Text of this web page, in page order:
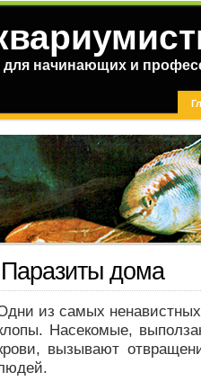
для начинающих и
Паразиты дома
из самых
Насекомые,
вызывают